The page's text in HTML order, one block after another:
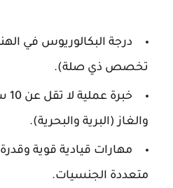
درجة البكالوريوس في
تخصص ذي صلة).
والغاز (البرية والبحرية).
مهارات قيادية قوية
متعددة الجنسيات.